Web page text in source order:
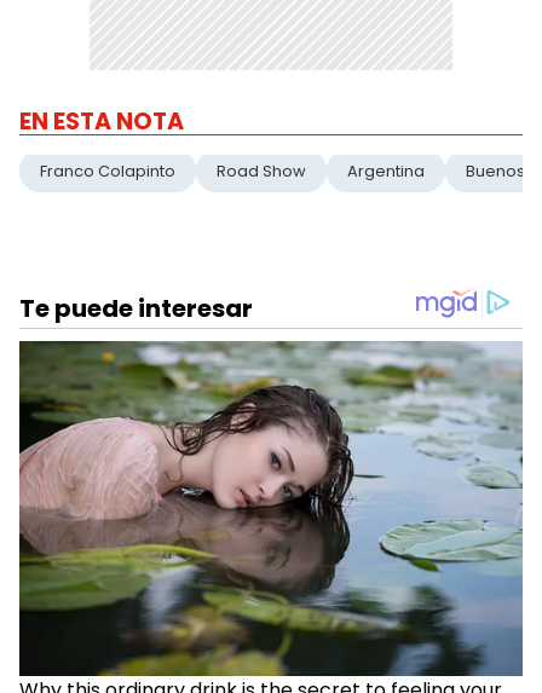
EN ESTA NOTA
Franco Colapinto Road Show Argentina Buenos